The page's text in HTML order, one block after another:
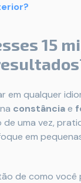
15
em qualquer
constânciae
uma vez,
em
de como você